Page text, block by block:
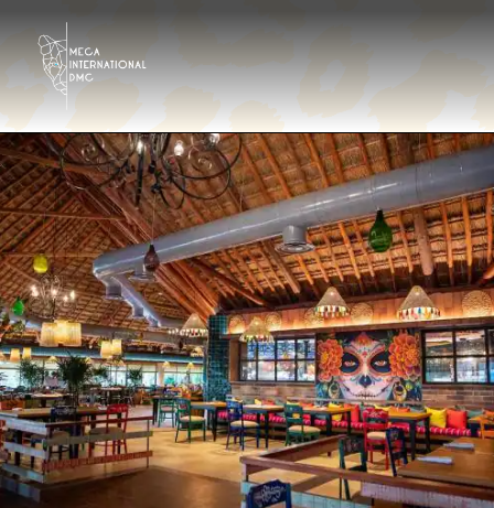
Destinos
Tour Operator
Hoteles & Resorts
Galería
Contáctanos
¿Quiénes somos?
Es